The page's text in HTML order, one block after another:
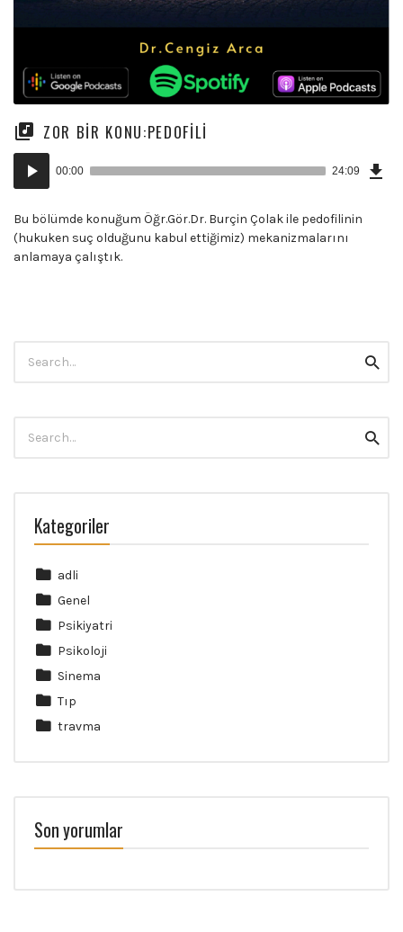
ZOR BIR KONU:PEDOFILI
Ses
oynatıcı
00:00 24:09
Bu bölümde konuğum Öğr.Gör.Dr. Burçin Çolak ile pedofilinin
(hukuken suç olduğunu kabul ettiğimiz) mekanizmalarını
anlamaya çalıştık.
for:
for:
Kategoriler
adli
Genel
Psikiyatri
Psikoloji
Sinema
Tıp
travma
Son yorumlar